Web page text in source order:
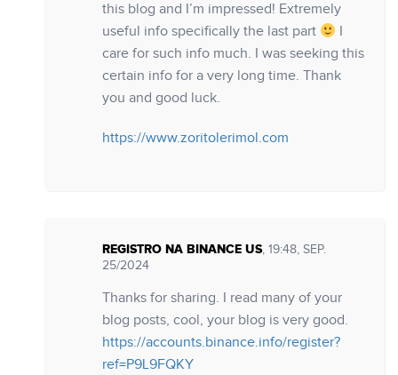
this blog and I’m impressed! Extremely
useful info specifically the last part
I
care for such info much. I was seeking this
certain info for a very long time. Thank
you and good luck.
https://www.zoritolerimol.com
REGISTRO NA BINANCE US, 19:48, SEP.
25/2024
Thanks for sharing. I read many of your
blog posts, cool, your blog is very good.
https://accounts.binance.info/register?
ref=P9L9FQKY